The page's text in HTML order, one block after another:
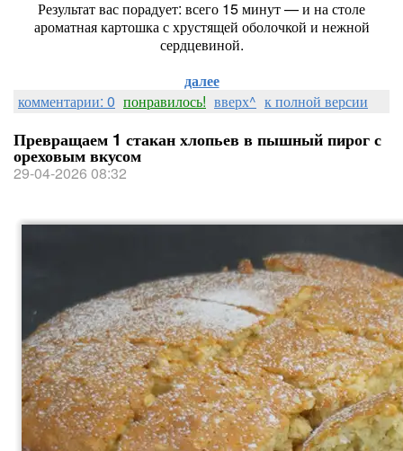
Результат вас порадует: всего 15 минут — и на столе
ароматная картошка с хрустящей оболочкой и нежной
сердцевиной.
далее
комментарии: 0 понравилось! вверх^ к полной версии
Превращаем 1 стакан хлопьев в пышный пирог с
ореховым вкусом
29-04-2026 08:32